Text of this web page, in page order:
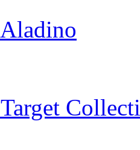
Aladino
Target